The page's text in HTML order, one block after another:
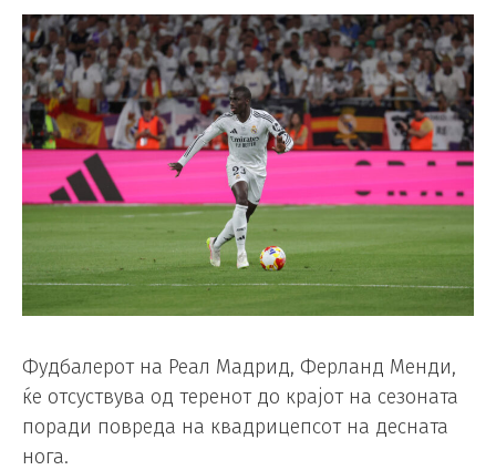
Фудбалерот на Реал Мадрид, Ферланд Менди,
ќе отсуствува од теренот до крајот на сезоната
поради повреда на квадрицепсот на десната
нога.